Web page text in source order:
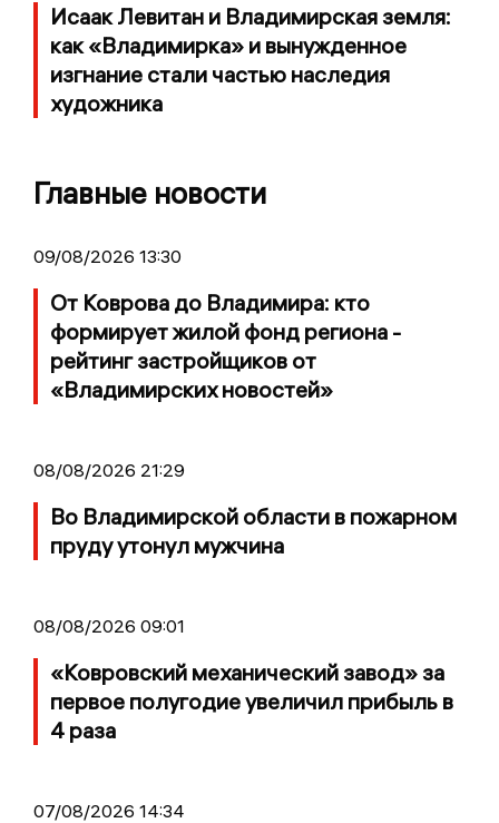
Исаак Левитан и Владимирская земля:
как «Владимирка» и вынужденное
изгнание стали частью наследия
художника
Главные новости
09/08/2026 13:30
От Коврова до Владимира: кто
формирует жилой фонд региона -
рейтинг застройщиков от
«Владимирских новостей»
08/08/2026 21:29
Во Владимирской области в пожарном
пруду утонул мужчина
08/08/2026 09:01
«Ковровский механический завод» за
первое полугодие увеличил прибыль в
4 раза
07/08/2026 14:34